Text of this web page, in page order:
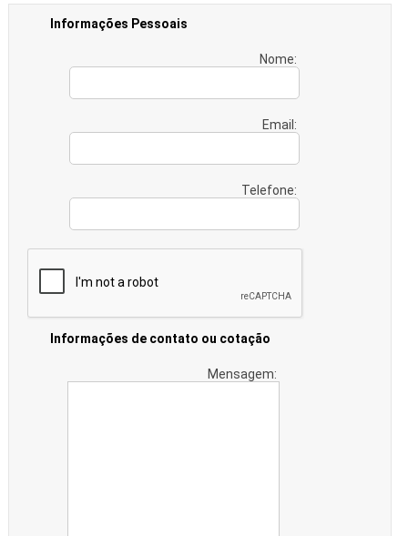
Informações Pessoais
Nome:
Email:
Telefone:
Informações de contato ou cotação
Mensagem: